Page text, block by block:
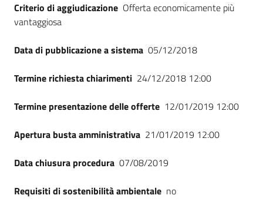
Criterio di aggiudicazione Offerta economicamente più
vantaggiosa
Data di pubblicazione a sistema 05/12/2018
Termine richiesta chiarimenti 24/12/2018 12:00
Termine presentazione delle offerte 12/01/2019 12:00
Apertura busta amministrativa 21/01/2019 12:00
Data chiusura procedura 07/08/2019
Requisiti di sostenibilità ambientale no